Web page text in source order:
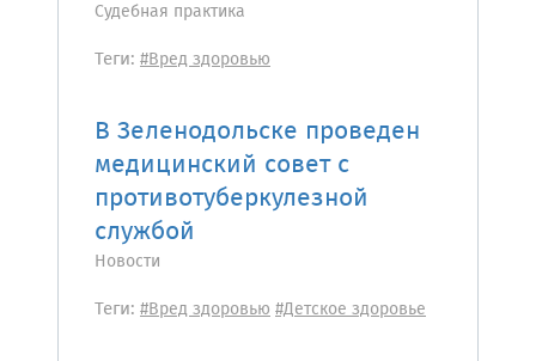
Судебная практика
Теги: #Вред здоровью
В Зеленодольске проведен
медицинский совет с
противотуберкулезной
службой
Новости
Теги: #Вред здоровью#Детское здоровье